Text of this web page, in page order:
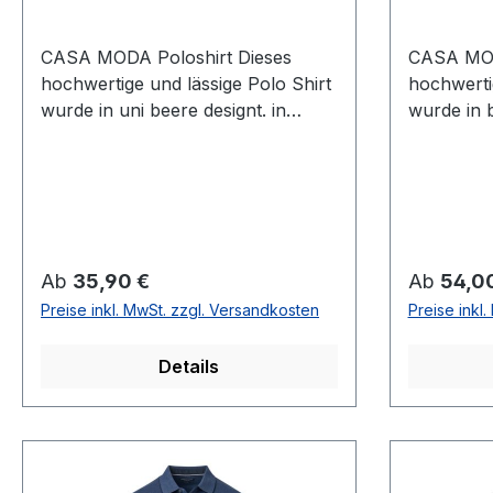
CASA MODA Poloshirt Dieses
hochwertige und lässige Polo Shirt
wurde in uni beere designt. in
BeerePassform: CASUAL fit
(normal geschnitten) Armlänge:
1/1Mit 3 -Knopf VerschlussMit
Elasthan30° waschbar Modell Nr.:
423964300Farbe: 415
Regulärer Preis:
Ab 35,90 €
Preise inkl. MwSt. zzgl. Versandkosten
Details
CASA
wurde in
(normal
Regulärer
Ab
Preise inkl.